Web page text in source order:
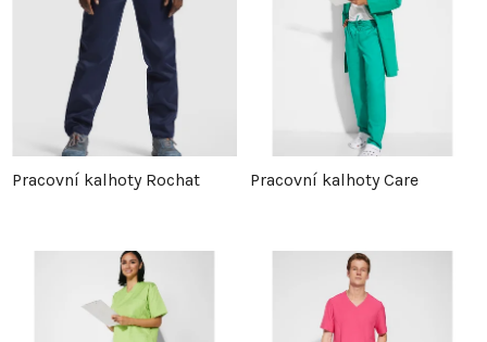
Pracovní kalhoty Rochat Pracovní kalhoty Care